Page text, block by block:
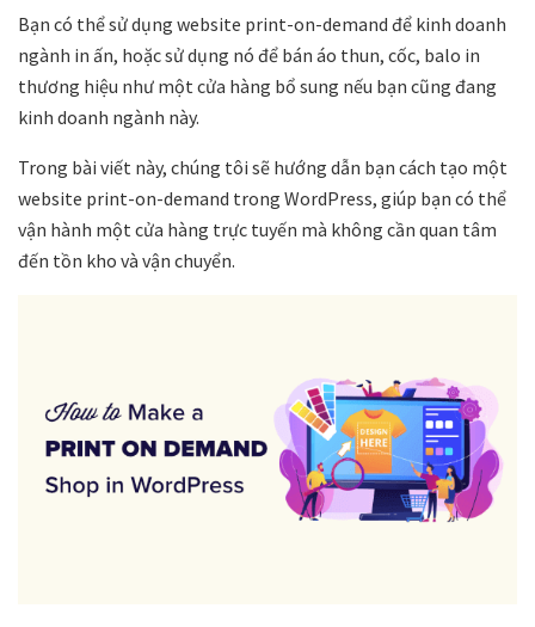
Bạn có thể sử dụng website print-on-demand để kinh doanh
ngành in ấn, hoặc sử dụng nó để bán áo thun, cốc, balo in
thương hiệu như một cửa hàng bổ sung nếu bạn cũng đang
kinh doanh ngành này.
Trong bài viết này, chúng tôi sẽ hướng dẫn bạn cách tạo một
website print-on-demand trong WordPress, giúp bạn có thể
vận hành một cửa hàng trực tuyến mà không cần quan tâm
đến tồn kho và vận chuyển.